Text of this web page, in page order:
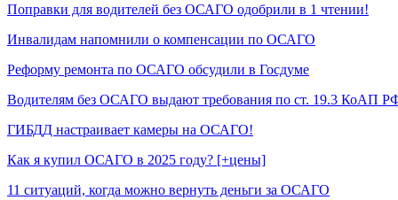
Поправки для водителей без ОСАГО одобрили в 1 чтении!
Инвалидам напомнили о компенсации по ОСАГО
Реформу ремонта по ОСАГО обсудили в Госдуме
Водителям без ОСАГО выдают требования по ст. 19.3 КоАП
ГИБДД настраивает камеры на ОСАГО!
Как я купил ОСАГО в 2025 году? [+цены]
11 ситуаций, когда можно вернуть деньги за ОСАГО